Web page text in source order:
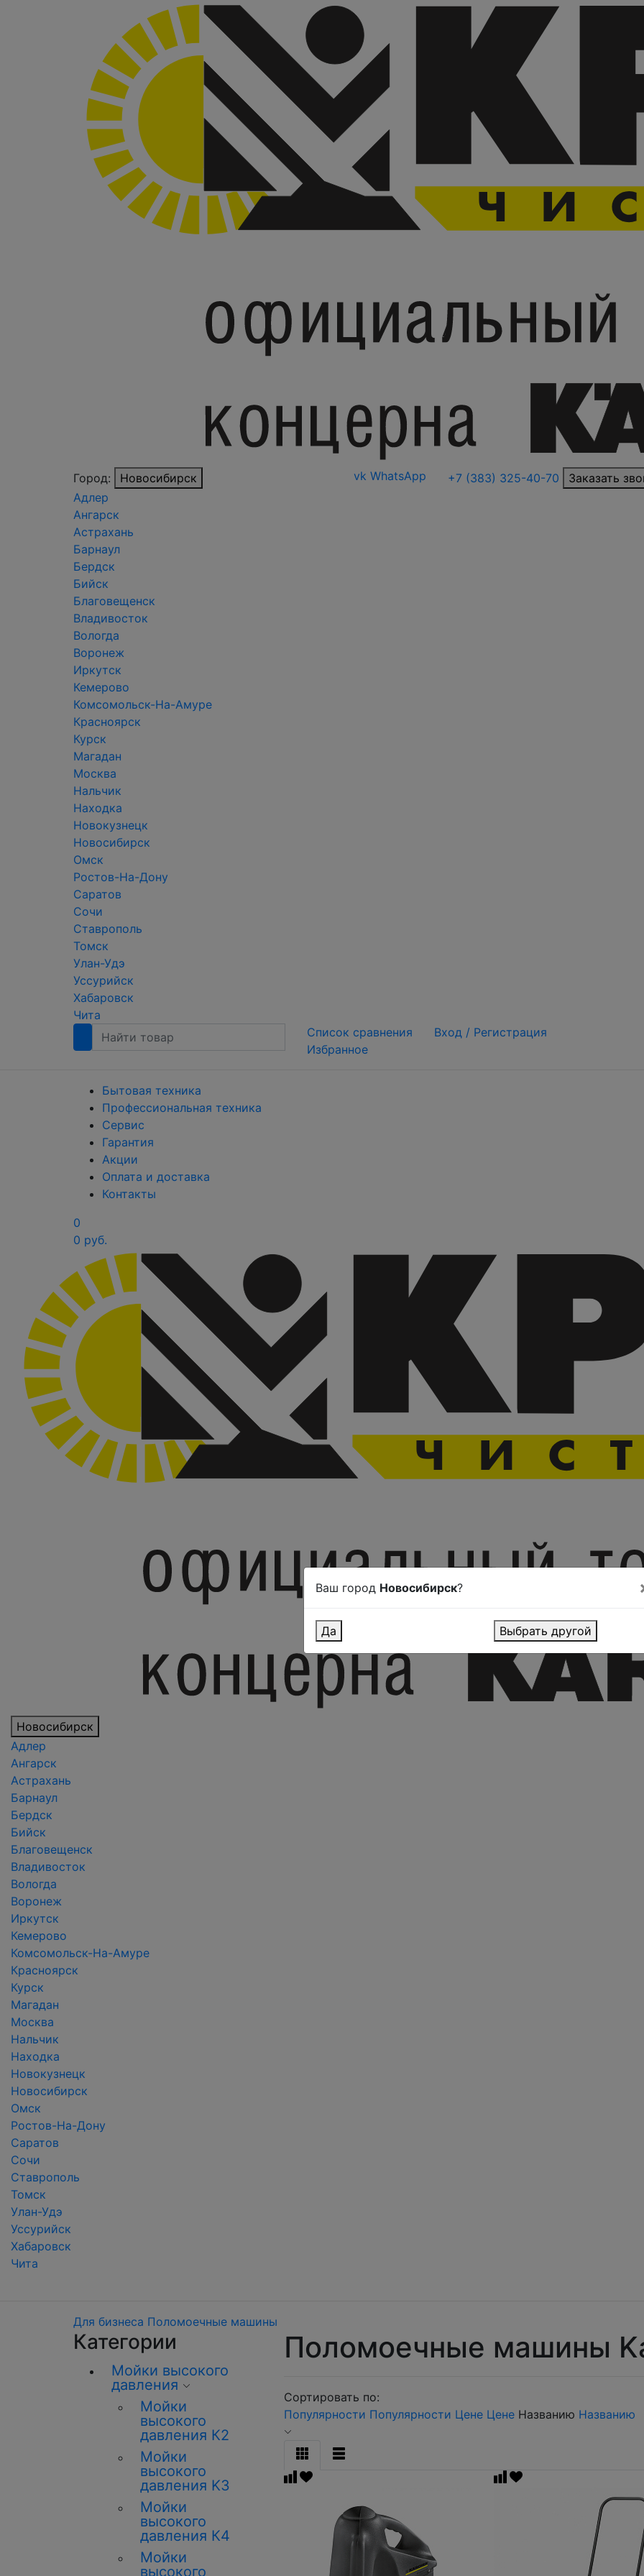
Город:
Новосибирск
Адлер
Ангарск
Астрахань
Барнаул
Бердск
Бийск
Благовещенск
Владивосток
Вологда
Воронеж
Иркутск
Кемерово
Комсомольск-На-Амуре
Красноярск
Курск
Магадан
Москва
Нальчик
Находка
Новокузнецк
Новосибирск
Омск
Ростов-На-Дону
Саратов
Сочи
Ставрополь
Томск
Улан-Удэ
Уссурийск
Хабаровск
Чита
vk WhatsApp +7 (383) 325-40-70 Заказать
Список сравнения
Избранное
Вход / Регистрация
Бытовая техника
Профессиональная техника
Сервис
Гарантия
Акции
Оплата и доставка
Контакты
0
0 руб.
Новосибирск
Адлер
Ангарск
Астрахань
Барнаул
Бердск
Бийск
Благовещенск
Владивосток
Вологда
Воронеж
Иркутск
Кемерово
Комсомольск-На-Амуре
Красноярск
Курск
Магадан
Москва
Нальчик
Находка
Новокузнецк
Новосибирск
Омск
Ростов-На-Дону
Саратов
Сочи
Ставрополь
Томск
Улан-Удэ
Уссурийск
Хабаровск
Чита
Для бизнеса Поломоечные машины
Категории
Мойки высокого
давления
Мойки
высокого
давления К2
Мойки
высокого
давления K3
Мойки
высокого
давления К4
Мойки
высокого
Поломоечные машины
Сортировать по:
Популярности Популярности Цене Цене Названию Названию
Ваш город Новосибирск?
Да Выбрать другой